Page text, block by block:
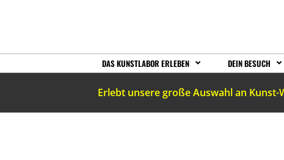
DAS KUNSTLABOR ERLEBEN DEIN BESUCH
Erlebt unsere große Auswahl an